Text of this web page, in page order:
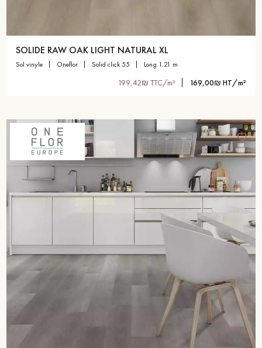
SOLIDE RAW OAK LIGHT NATURAL XL
sol vinyle oneflor solid click 55 long 1.21 m
199,42₪ TTC/m² 169,00₪ HT/m²